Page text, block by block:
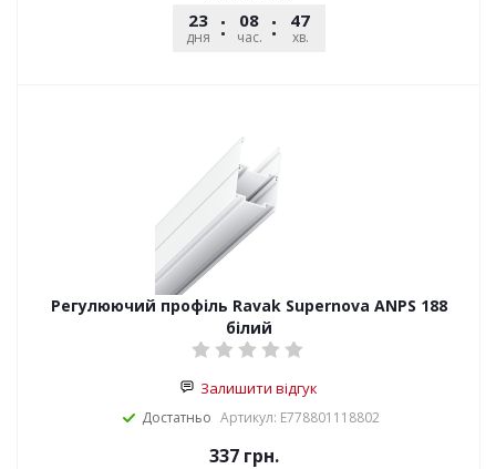
23
дня
08
час.
47
хв.
Регулюючий профіль Ravak Supernova ANPS 188
білий
Залишити відгук
Достатньо Артикул: E778801118802
337грн.